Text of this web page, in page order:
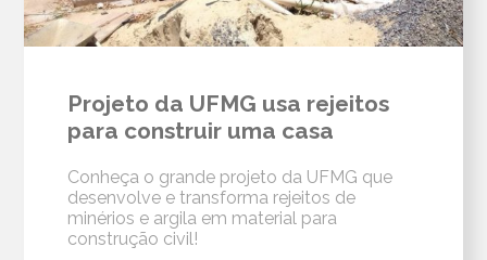
Projeto da UFMG usa rejeitos
para construir uma casa
Conheça o grande projeto da UFMG que
desenvolve e transforma rejeitos de
minérios e argila em material para
construção civil!